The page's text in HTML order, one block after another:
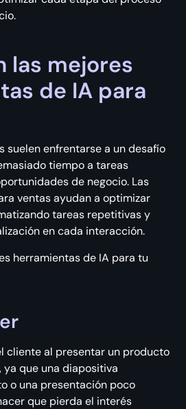
las mejores
de IA para
suelen enfrentarse a un desafío
tiempo a tareas
de negocio. Las
ventas ayudan a optimizar
tareas repetitivas y
en cada interacción.
herramientas de IA para tu
cliente al presentar un producto
ya que una diapositiva
o una presentación poco
que pierda el interés